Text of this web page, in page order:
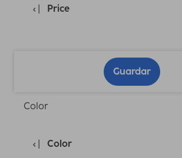
Price
Guardar
Color
Color